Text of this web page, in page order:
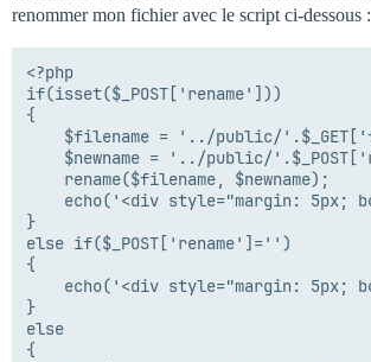
renommer mon fichier avec le script ci-dessous :
<?php
if(isset($_POST['rename']))
{
}
else if($_POST['rename']='')
{
}
else
{